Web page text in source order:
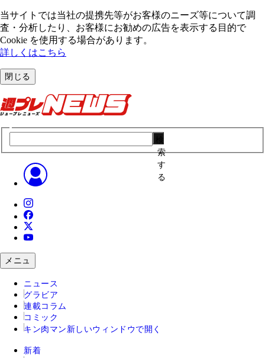
当サイトでは当社の提携先等がお客様のニーズ等について調
査・分析したり、お客様にお勧めの広告を表⽰する⽬的で
Cookie を使⽤する場合があります。
詳しくはこちら
閉じる
索
す
る
メニュ
ニュース
グラビア
連載コラム
コミック
キン肉マン 新しいウィンドウで開く
新着